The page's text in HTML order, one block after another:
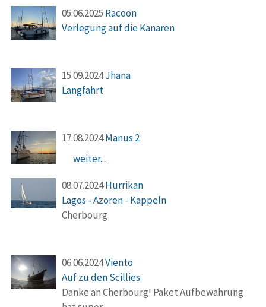
05.06.2025 Racoon
Verlegung auf die Kanaren
15.09.2024 Jhana
Langfahrt
17.08.2024 Manus 2
weiter...
08.07.2024 Hurrikan
Lagos - Azoren - Kappeln
Cherbourg
06.06.2024Viento
Auf zu den Scillies
Danke an Cherbourg! Paket Aufbewahrung